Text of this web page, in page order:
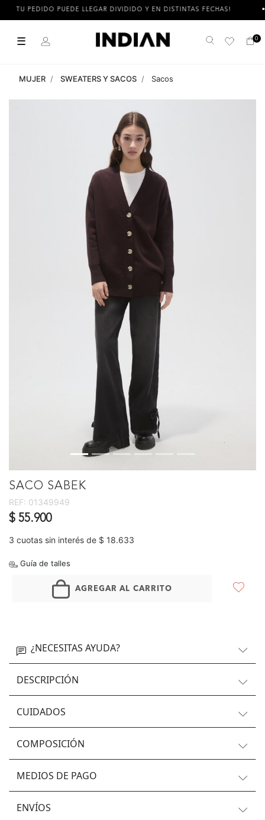
TU PEDIDO PUEDE LLEGAR DIVIDIDO Y EN DISTINTAS FECHAS!
☰ Buscar 0
MUJER SWEATERS Y SACOS Sacos
SACO SABEK
REF: 01349949
$ 55.900
3 cuotas sin interés de $ 18.633
Guía de talles
AGREGAR AL CARRITO
¿NECESITAS AYUDA?
DESCRIPCIÓN
CUIDADOS
COMPOSICIÓN
MEDIOS DE PAGO
ENVÍOS